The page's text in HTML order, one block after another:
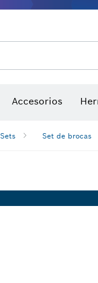
Accesorios
Sets Set de brocas